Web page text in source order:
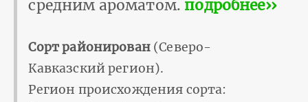
средним ароматом. подробнее››
Сорт районирован(Северо-
Кавказский регион).
Регион происхождения сорта: